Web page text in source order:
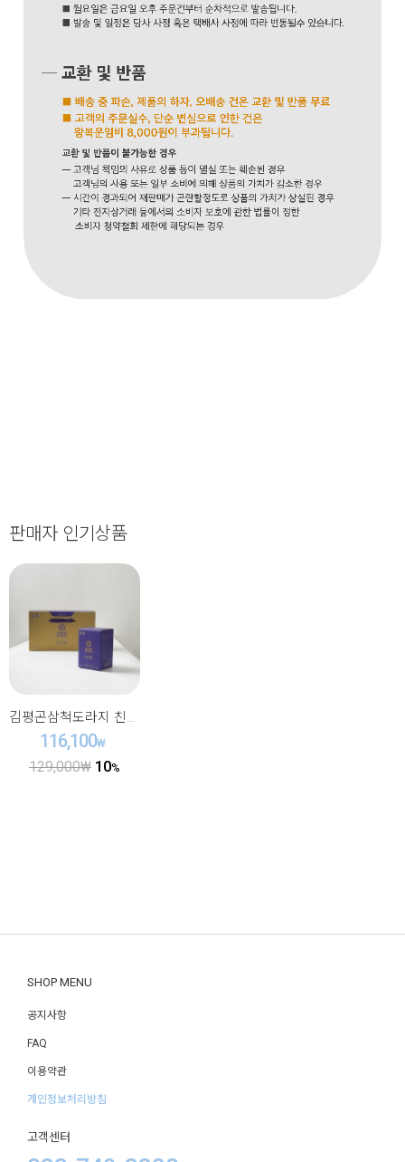
판매자 인기상품
김평곤삼척도라지 친환경재배도라지 도라지즙70mlx30ea
116,100₩
129,000₩ 10%
SHOP MENU
공지사항
FAQ
이용약관
개인정보처리방침
고객센터